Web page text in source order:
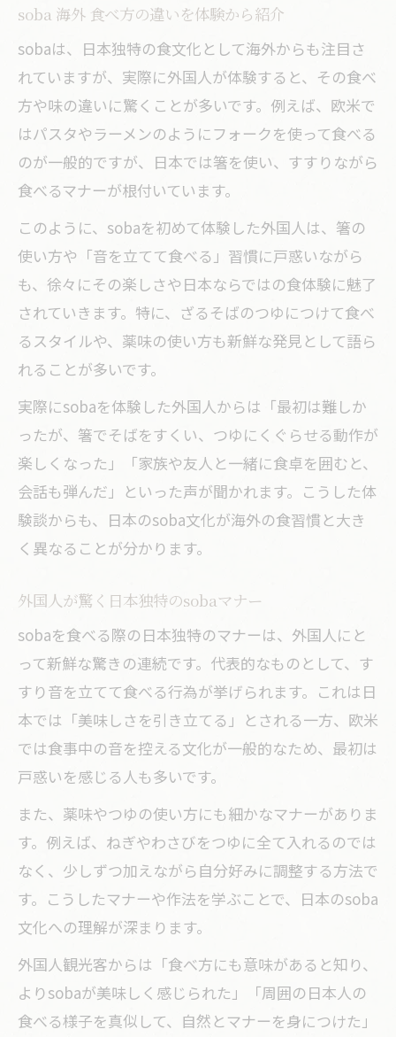
soba 海外 食べ方の違いを体験から紹介
sobaは、日本独特の食文化として海外からも注目さ
れていますが、実際に外国人が体験すると、その食べ
方や味の違いに驚くことが多いです。例えば、欧米で
はパスタやラーメンのようにフォークを使って食べる
のが一般的ですが、日本では箸を使い、すすりながら
食べるマナーが根付いています。
このように、sobaを初めて体験した外国人は、箸の
使い方や「音を立てて食べる」習慣に戸惑いながら
も、徐々にその楽しさや日本ならではの食体験に魅了
されていきます。特に、ざるそばのつゆにつけて食べ
るスタイルや、薬味の使い方も新鮮な発見として語ら
れることが多いです。
実際にsobaを体験した外国人からは「最初は難しか
ったが、箸でそばをすくい、つゆにくぐらせる動作が
楽しくなった」「家族や友人と一緒に食卓を囲むと、
会話も弾んだ」といった声が聞かれます。こうした体
験談からも、日本のsoba文化が海外の食習慣と大き
く異なることが分かります。
外国人が驚く日本独特のsobaマナー
sobaを食べる際の日本独特のマナーは、外国人にと
って新鮮な驚きの連続です。代表的なものとして、す
すり音を立てて食べる行為が挙げられます。これは日
本では「美味しさを引き立てる」とされる一方、欧米
では食事中の音を控える文化が一般的なため、最初は
戸惑いを感じる人も多いです。
また、薬味やつゆの使い方にも細かなマナーがありま
す。例えば、ねぎやわさびをつゆに全て入れるのでは
なく、少しずつ加えながら自分好みに調整する方法で
す。こうしたマナーや作法を学ぶことで、日本のsoba
文化への理解が深まります。
外国人観光客からは「食べ方にも意味があると知り、
よりsobaが美味しく感じられた」「周囲の日本人の
食べる様子を真似して、自然とマナーを身につけた」